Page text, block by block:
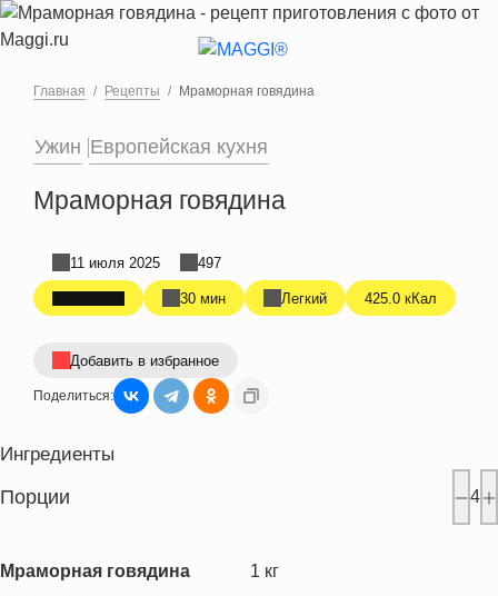
Перейти к основному содержанию
Главная Рецепты Мраморная говядина
Ужин Европейская кухня
Мраморная говядина
30 мин Легкий 425.0 кКал
11 июля 2025 497
Добавить в избранное
Поделиться:
Ингредиенты
Порции 4
Мраморная говядина 1 кг